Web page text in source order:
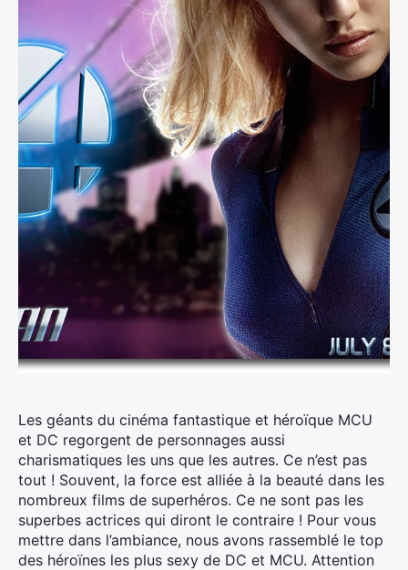
Les géants du cinéma fantastique et héroïque MCU
et DC regorgent de personnages aussi
charismatiques les uns que les autres. Ce n’est pas
tout ! Souvent, la force est alliée à la beauté dans les
nombreux films de superhéros. Ce ne sont pas les
superbes actrices qui diront le contraire ! Pour vous
mettre dans l’ambiance, nous avons rassemblé le top
des héroïnes les plus sexy de DC et MCU. Attention